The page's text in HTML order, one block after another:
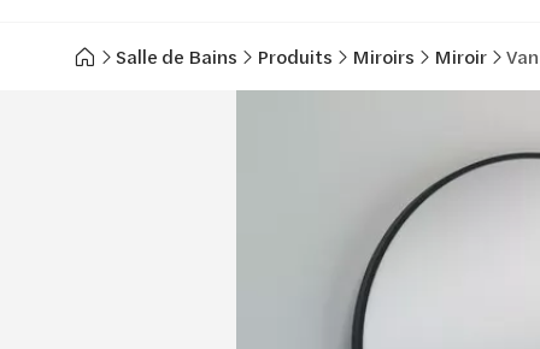
Chauffage
Produits
Énergies renouvelables
Adoucisseurs d’eau
Salle de Bains Produits Miroirs Miroir